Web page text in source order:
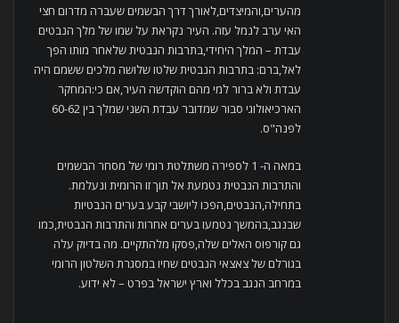
מהערים,והמיצדים,לאורך דרך הבשמים שעברה מדרום חצי
האי ערב לנמל עזה. העיר נקראת על שמו של מלך הנבטים
עבדת – המלך היחידי,בתרבות הנבטית שלאחר מותו הפך
לאל,ברם: בתרבות הנבטית שלטו שלושה מלכים ששמם היה
עבדת ולא ברור למי מהם הוקדשה העיר,אם כי:המחקר
הארכיאולוגי סבור שמדובר עבדת השני שמלך בין 60-62
לפנה"ס.
במאה ה- 1 לספירה משתלטת רומי של מסחר הבשמים
והתרבות הנבטית נטמעת אל תוך זו הרומית ונעלמת.
בתחילה,הנבטים,הפכו ליושבי קבע בערים הנבטיות
שבנגב,בהמשך נטמעו בערים אחרות והתרבות הנבטית,כמו
גם קורפוס האלים שלה,פסקו מלהתקיים. מה בדיוק עלה
בגורלם של צאצאי הנבטים שחיו במסגרת השלטון הרומי
במרחב הנגב בכלל וארץ ישראל בפרט – לא ידוע.